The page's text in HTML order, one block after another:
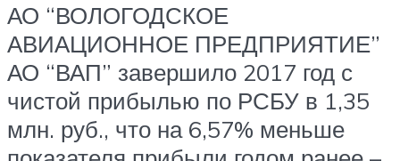
АО “ВОЛОГОДСКОЕ
АВИАЦИОННОЕ ПРЕДПРИЯТИЕ”
АО “ВАП” завершило 2017 год с
чистой прибылью по РСБУ в 1,35
млн. руб., что на 6,57% меньше